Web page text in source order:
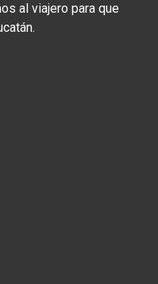
al viajero para que